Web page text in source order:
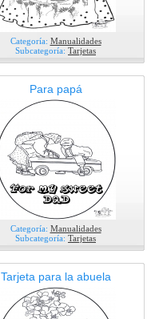
Categoría: Manualidades
Subcategoría: Tarjetas
Para papá
Categoría: Manualidades
Subcategoría: Tarjetas
Tarjeta para la abuela